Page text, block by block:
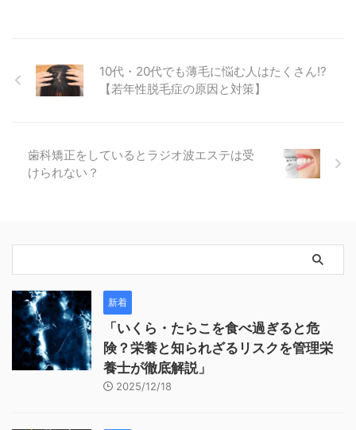
10代・20代でも薄毛に悩む人はたくさん!?
【若年性脱毛症の原因と対策】
歯科矯正をしているとラジオ波エステは受
けられない？
新着
「いくら・たらこを食べ過ぎると危
険？栄養と知られざるリスクを管理栄
養士が徹底解説」
2025/12/18